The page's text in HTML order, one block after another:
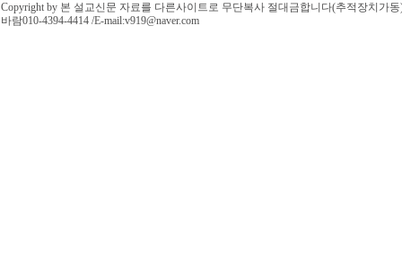
Copyright by 본 설교신문 자료를 다른사이트로 무단복사 절대금합니다(추적장치가
바람010-4394-4414 /E-mail:v919@naver.com